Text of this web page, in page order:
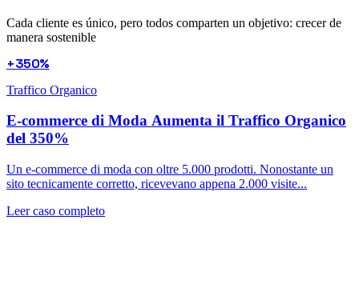
Cada cliente es único, pero todos comparten un objetivo: crecer de
manera sostenible
+350%
Traffico Organico
E-commerce di Moda Aumenta il Traffico Organico
del 350%
Un e-commerce di moda con oltre 5.000 prodotti. Nonostante un
sito tecnicamente corretto, ricevevano appena 2.000 visite...
Leer caso completo